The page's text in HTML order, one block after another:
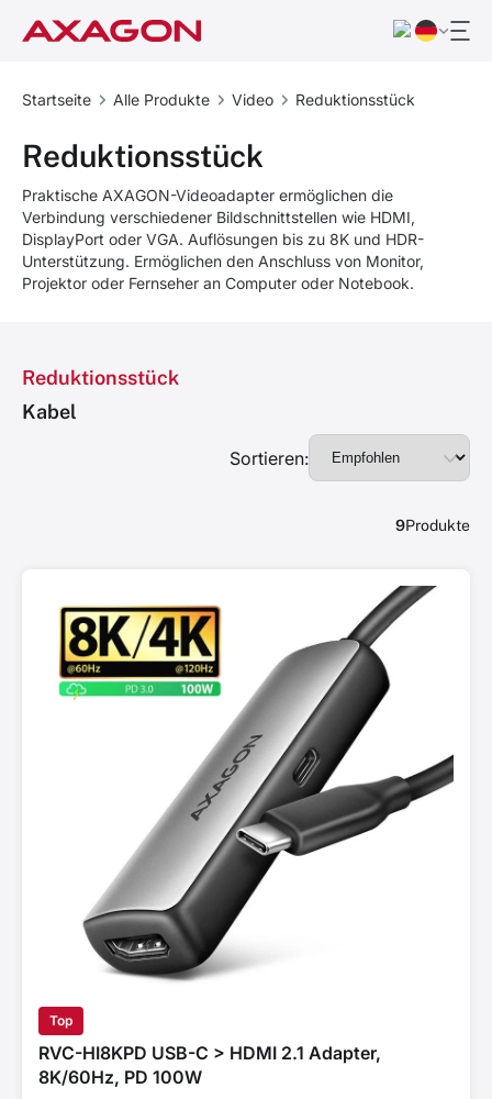
Startseite Alle Produkte Video Reduktionsstück
Reduktionsstück
Praktische AXAGON-Videoadapter ermöglichen die
Verbindung verschiedener Bildschnittstellen wie HDMI,
DisplayPort oder VGA. Auflösungen bis zu 8K und HDR-
Unterstützung. Ermöglichen den Anschluss von Monitor,
Projektor oder Fernseher an Computer oder Notebook.
Reduktionsstück
Kabel
Sortieren:
9Produkte
Top
RVC-HI8KPD USB-C > HDMI 2.1 Adapter,
8K/60Hz, PD 100W